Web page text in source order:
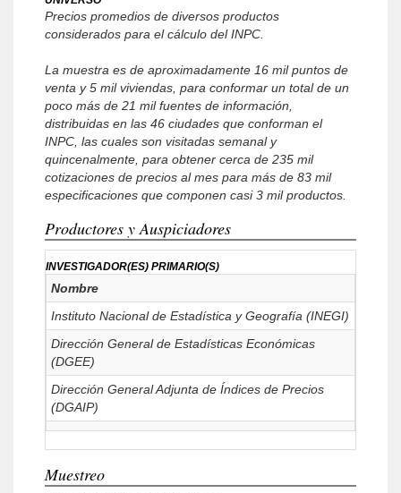
Precios promedios de diversos productos
considerados para el cálculo del INPC.
La muestra es de aproximadamente 16 mil puntos de
venta y 5 mil viviendas, para conformar un total de un
poco más de 21 mil fuentes de información,
distribuidas en las 46 ciudades que conforman el
INPC, las cuales son visitadas semanal y
quincenalmente, para obtener cerca de 235 mil
cotizaciones de precios al mes para más de 83 mil
especificaciones que componen casi 3 mil productos.
Productores y Auspiciadores
INVESTIGADOR(ES) PRIMARIO(S)
Nombre
Instituto Nacional de Estadística y Geografía (INEGI)
Dirección General de Estadísticas Económicas
(DGEE)
Dirección General Adjunta de Índices de Precios
(DGAIP)
Muestreo